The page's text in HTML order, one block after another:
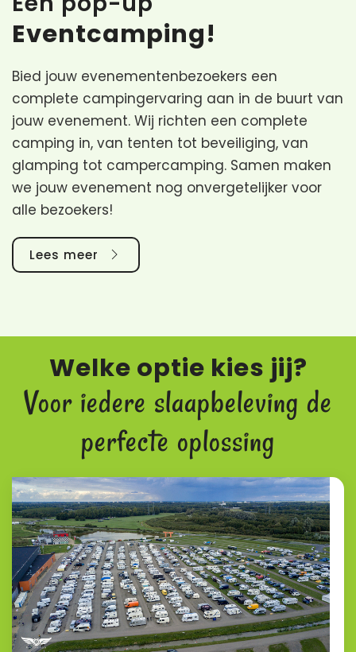
Eventcamping!
Bied jouw evenementenbezoekers een
complete campingervaring aan in de buurt van
jouw evenement. Wij richten een complete
camping in, van tenten tot beveiliging, van
glamping tot campercamping. Samen maken
we jouw evenement nog onvergetelijker voor
alle bezoekers!
Lees meer
Welke optie kies jij?
Voor iedere slaapbeleving de
perfecte oplossing